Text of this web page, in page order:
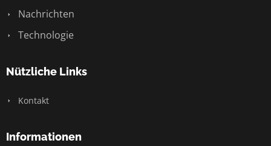
Nachrichten
Technologie
Nützliche Links
Kontakt
Informationen